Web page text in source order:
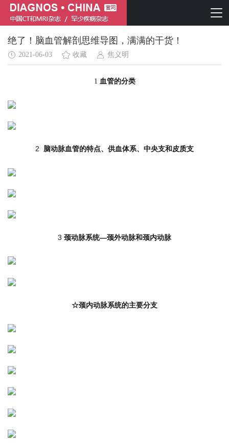
简体中文 English
绝了！脑血管解剖思维导图，满满的干货！
2021-06-03 收藏 焦义明
1 血管的分类
2 脑动脉血管的特点、 供血体系、中央支和皮质支
3 颈动脉系统—颈外动脉和颈内动脉
☆颈内动脉系统的主要分支